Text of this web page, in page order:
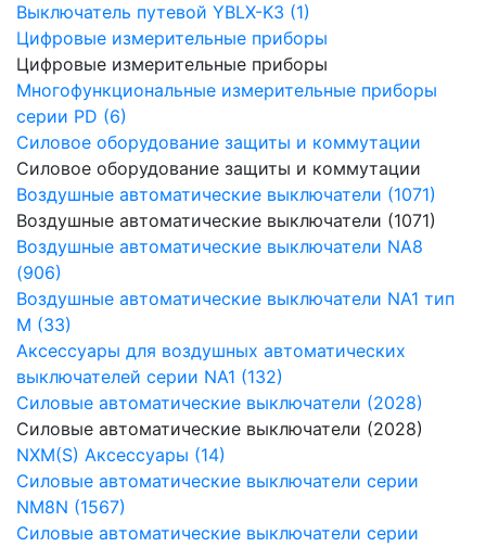
Выключатель путевой YBLX-K3 (1)
Цифровые измерительные приборы
Цифровые измерительные приборы
Многофункциональные измерительные приборы
серии PD (6)
Силовое оборудование защиты и коммутации
Силовое оборудование защиты и коммутации
Воздушные автоматические выключатели (1071)
Воздушные автоматические выключатели (1071)
Воздушные автоматические выключатели NA8
(906)
Воздушные автоматические выключатели NA1 тип
М (33)
Аксессуары для воздушных автоматических
выключателей серии NA1 (132)
Силовые автоматические выключатели (2028)
Силовые автоматические выключатели (2028)
NXM(S) Аксессуары (14)
Силовые автоматические выключатели серии
NM8N (1567)
Силовые автоматические выключатели серии